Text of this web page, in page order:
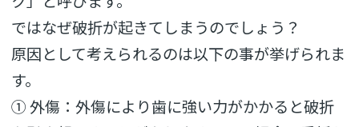
ではなぜ破折が起きてしまうのでしょう？
原因として考えられるのは以下の事が挙げられま
す。
① 外傷：外傷により歯に強い力がかかると破折